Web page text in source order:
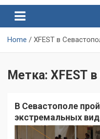
Севастополя
Севастополя
Home XFEST в
Метка: XFEST
В Севастополе
экстремальных